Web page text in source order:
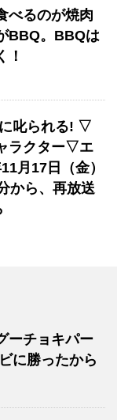
べるのが焼肉
BBQ。BBQは
！
叱られる! ▽
ラクター▽エ
月17日（金）
から、再放送
ーチョキパー
に勝ったから